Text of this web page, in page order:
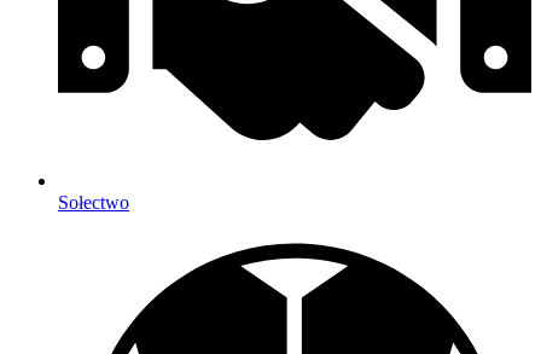
Sołectwo